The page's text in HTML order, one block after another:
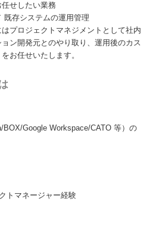
せしたい業務
既存システムの運用管理
プロジェクトマネジメントとして社内
ン開発元とのやり取り、運用後のカス
お任せいたします。
BOX/Google Workspace/CATO 等）の
トマネージャー経験